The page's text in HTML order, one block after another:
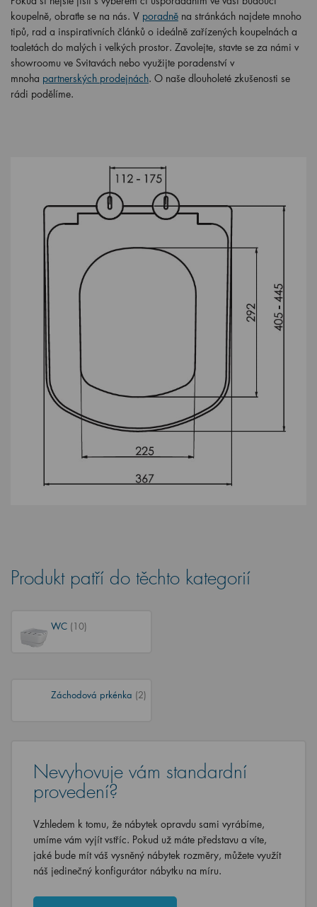
koupelně, obraťte se na nás. V poradně na stránkách najdete mnoho
tipů, rad a inspirativních článků o ideálně zařízených koupelnách a
toaletách do malých i velkých prostor. Zavolejte, stavte se za námi v
showroomu ve Svitavách nebo využijte poradenství v
mnoha partnerských prodejnách. O naše dlouholeté zkušenosti se
rádi podělíme.
Produkt patří do těchto kategorií
WC (10)
Záchodová prkénka (2)
Nevyhovuje vám standardní
provedení?
Vzhledem k tomu, že nábytek opravdu sami vyrábíme,
umíme vám vyjít vstříc. Pokud už máte představu a víte,
jaké bude mít váš vysněný nábytek rozměry, můžete využít
náš jedinečný konfigurátor nábytku na míru.